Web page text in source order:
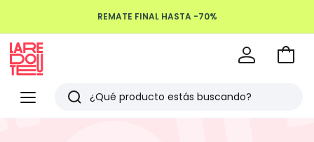
REMATE FINAL HASTA -70%
Menu
Redoute
Buscar
Últimos
Ir